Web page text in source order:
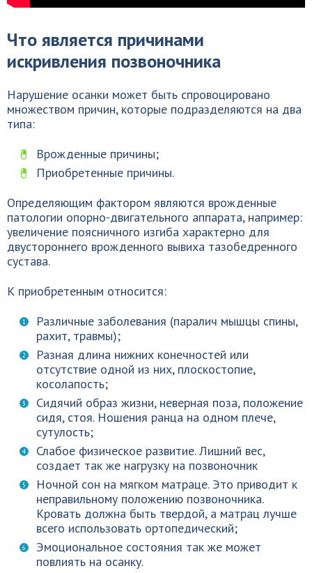
Что является причинами
искривления позвоночника
Нарушение осанки может быть спровоцировано
множеством причин, которые подразделяются на два
типа:
Врожденные причины;
Приобретенные причины.
Определяющим фактором являются врожденные
патологии опорно-двигательного аппарата, например:
увеличение поясничного изгиба характерно для
двустороннего врожденного вывиха тазобедренного
сустава.
К приобретенным относится:
Различные заболевания (паралич мышцы спины,
рахит, травмы);
Разная длина нижних конечностей или
отсутствие одной из них, плоскостопие,
косолапость;
Сидячий образ жизни, неверная поза, положение
сидя, стоя. Ношения ранца на одном плече,
сутулость;
Слабое физическое развитие. Лишний вес,
создает так же нагрузку на позвоночник
Ночной сон на мягком матраце. Это приводит к
неправильному положению позвоночника.
Кровать должна быть твердой, а матрац лучше
всего использовать ортопедический;
Эмоциональное состояния так же может
повлиять на осанку.